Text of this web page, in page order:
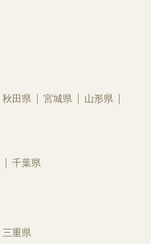
秋田県 宮城県
山形県
千葉県
三重県